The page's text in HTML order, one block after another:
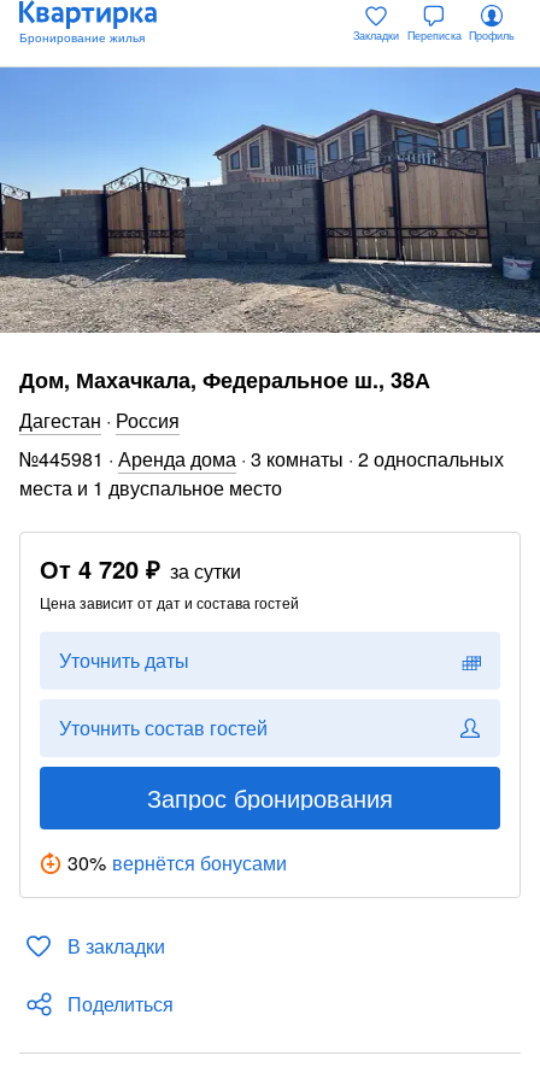
Закладки Переписка Профиль
Дом, Махачкала, Федеральное ш., 38А
Дагестан · Россия
№445981 · Аренда дома · 3 комнаты · 2 односпальных
места и 1 двуспальное место
От 4 720 ₽ за сутки
Цена зависит от дат и состава гостей
Уточнить даты
Уточнить состав гостей
Запрос бронирования
30% вернётся бонусами
В закладки
Поделиться